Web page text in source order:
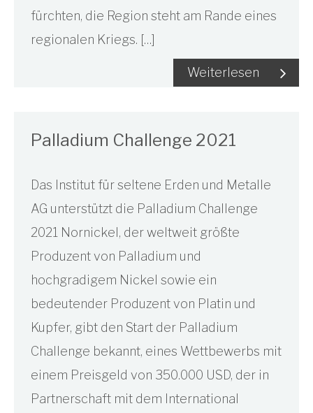
fürchten, die Region steht am Rande eines
regionalen Kriegs. […]
Weiterlesen
Palladium Challenge 2021
Das Institut für seltene Erden und Metalle
AG unterstützt die Palladium Challenge
2021 Nornickel, der weltweit größte
Produzent von Palladium und
hochgradigem Nickel sowie ein
bedeutender Produzent von Platin und
Kupfer, gibt den Start der Palladium
Challenge bekannt, eines Wettbewerbs mit
einem Preisgeld von 350.000 USD, der in
Partnerschaft mit dem International